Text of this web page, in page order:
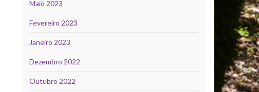
Maio 2023
Fevereiro 2023
Janeiro 2023
Dezembro 2022
Outubro 2022